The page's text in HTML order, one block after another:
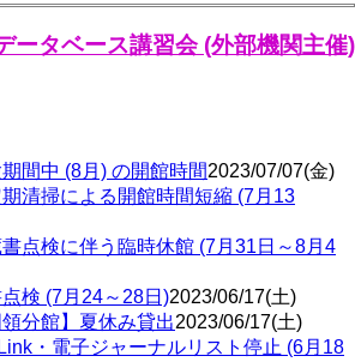
ータベース講習会 (外部機関主催)
間中 (8月) の開館時間2023/07/07(金)
清掃による開館時間短縮 (7月13
点検に伴う臨時休館 (7月31日～8月4
検 (7月24～28日)2023/06/17(土)
分館】夏休み貸出2023/06/17(土)
・電子ジャーナルリスト停止 (6月18